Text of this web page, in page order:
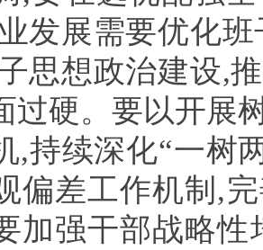
发展需要优化
思想政治建设,
过硬。要以开展
,持续深化“一树
偏差工作机制,
加强干部战略